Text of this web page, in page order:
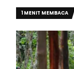
1 MENIT MEMBACA